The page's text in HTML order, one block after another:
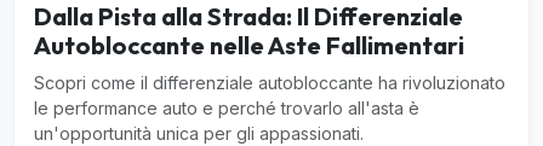
Dalla Pista alla Strada: Il Differenziale
Autobloccante nelle Aste Fallimentari
Scopri come il differenziale autobloccante ha rivoluzionato
le performance auto e perché trovarlo all'asta è
un'opportunità unica per gli appassionati.